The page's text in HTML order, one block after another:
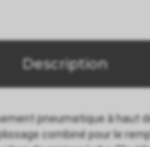
Description
pneumatique à haut
combiné pour le